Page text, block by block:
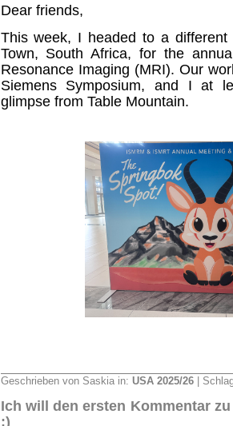
Dear friends,
This week, I headed to a different
Town, South Africa, for the
Resonance Imaging (MRI). Our
Siemens Symposium, and I at
glimpse from Table Mountain.
Geschrieben von Saskia in: USA 2025/26|
Ich will den ersten Kommentar
:)